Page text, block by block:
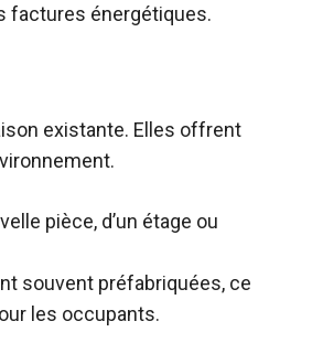
factures énergétiques.
existante. Elles offrent
pièce, d’un étage ou
souvent préfabriquées, ce
les occupants.